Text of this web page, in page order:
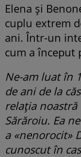
Elena și
cuplu extrem
ani. Într-un
cum a început
Ne-am luat în
de ani de la
relația noastră
Sărăroiu. Ea
a «nenorocit»
cunoscut în